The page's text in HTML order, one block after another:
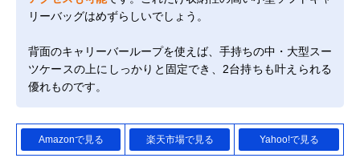
リーバッグはめずらしいでしょう。
背面のキャリーバーループを使えば、手持ちの中・大型スー
ツケースの上にしっかりと固定でき、2台持ちも叶えられる
優れものです。
Amazonで見る 楽天市場で見る Yahoo!で見る